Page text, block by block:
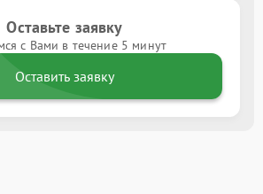
Оставьте заявку
с Вами в течение 5 минут
Оставить заявку